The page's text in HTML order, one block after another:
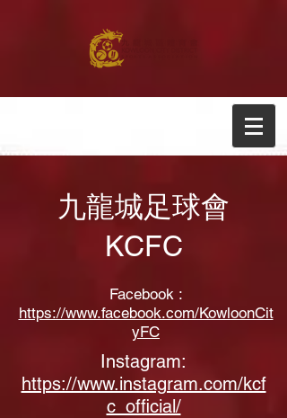
九龍城足球會
KCFC
Facebook :
https://www.facebook.com/KowloonCit
yFC
Instagram:
https://www.instagram.com/kcf
c_official/